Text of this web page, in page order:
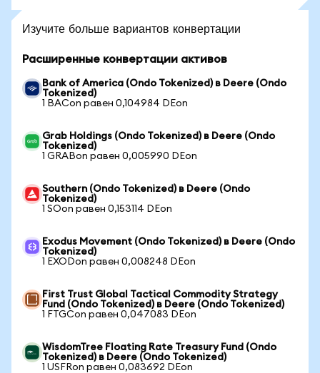
Изучите больше вариантов конвертации
Расширенные конвертации активов
Bank of America (Ondo Tokenized) в Deere (Ondo
Tokenized)
1 BACon равен 0,104984 DEon
Grab Holdings (Ondo Tokenized) в Deere (Ondo
Tokenized)
1 GRABon равен 0,005990 DEon
Southern (Ondo Tokenized) в Deere (Ondo
Tokenized)
1 SOon равен 0,153114 DEon
Exodus Movement (Ondo Tokenized) в Deere (Ondo
Tokenized)
1 EXODon равен 0,008248 DEon
First Trust Global Tactical Commodity Strategy
Fund (Ondo Tokenized) в Deere (Ondo Tokenized)
1 FTGCon равен 0,047083 DEon
WisdomTree Floating Rate Treasury Fund (Ondo
Tokenized) в Deere (Ondo Tokenized)
1 USFRon равен 0,083692 DEon